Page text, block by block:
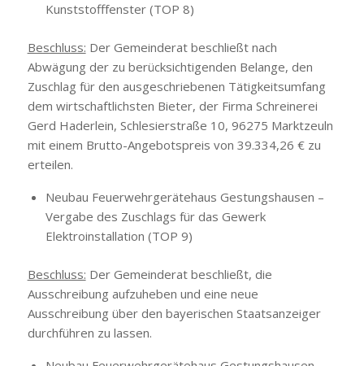
Kunststofffenster (TOP 8)
Beschluss: Der Gemeinderat beschließt nach
Abwägung der zu berücksichtigenden Belange, den
Zuschlag für den ausgeschriebenen Tätigkeitsumfang
dem wirtschaftlichsten Bieter, der Firma Schreinerei
Gerd Haderlein, Schlesierstraße 10, 96275 Marktzeuln
mit einem Brutto-Angebotspreis von 39.334,26 € zu
erteilen.
Neubau Feuerwehrgerätehaus Gestungshausen –
Vergabe des Zuschlags für das Gewerk
Elektroinstallation (TOP 9)
Beschluss: Der Gemeinderat beschließt, die
Ausschreibung aufzuheben und eine neue
Ausschreibung über den bayerischen Staatsanzeiger
durchführen zu lassen.